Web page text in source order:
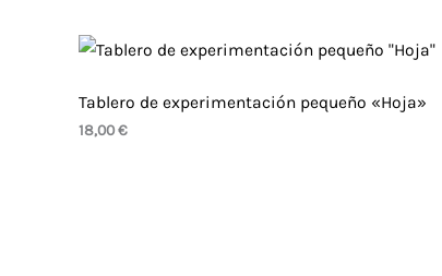
Tablero de experimentación pequeño «Hoja»
18,00€